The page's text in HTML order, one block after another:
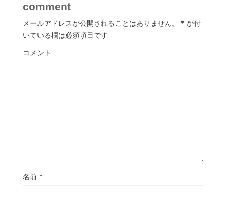
comment
メールアドレスが公開されることはありません。 * が付
いている欄は必須項目です
コメント
名前 *